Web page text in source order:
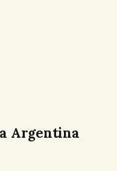
Argentina